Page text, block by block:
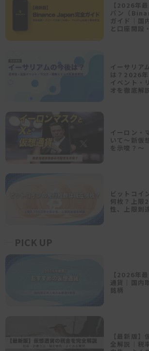
【2026年
パン（
ガイド｜国
と口座開設
イーサリア
は？2026
イベント・
オを徹底解
イーロン・
いて～新仮
を示唆？～
ビットコイ
何枚？上限
性、上限到
PICK UP
【2026年
通貨｜国内
銘柄
【最新版
全解説｜税